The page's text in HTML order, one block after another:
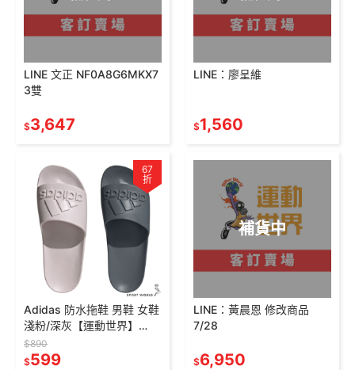
LINE 文正 NF0A8G6MKX7
3雙
$3,647
LINE：廖呈維
$1,560
67
折
Adidas 防水拖鞋 男鞋 女鞋
淺粉/深灰【運動世界】
JQ4719/JQ4721
$890
$599
補貨中
LINE：黃晨恩 修改商品
7/28
$6,950